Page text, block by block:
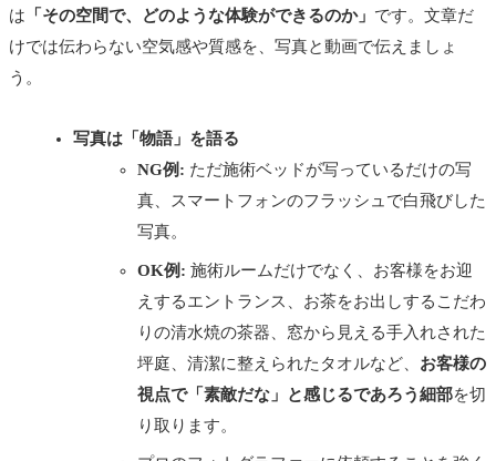
は 「その空間で、どのような体験ができるのか」 です。文章だ
けでは伝わらない空気感や質感を、写真と動画で伝えましょ
う。
写真は「物語」を語る
NG例: ただ施術ベッドが写っているだけの写
真、スマートフォンのフラッシュで白飛びした
写真。
OK例: 施術ルームだけでなく、お客様をお迎
えするエントランス、お茶をお出しするこだわ
りの清水焼の茶器、窓から見える手入れされた
坪庭、清潔に整えられたタオルなど、 お客様の
視点で「素敵だな」と感じるであろう細部を切
り取ります。